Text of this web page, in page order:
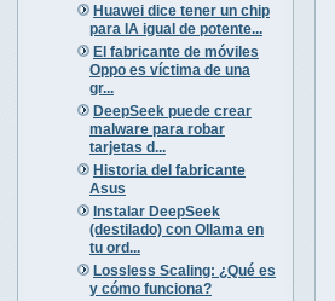
Huawei dice tener un chip
para IA igual de potente...
El fabricante de móviles
Oppo es víctima de una
gr...
DeepSeek puede crear
malware para robar
tarjetas d...
Historia del fabricante
Asus
Instalar DeepSeek
(destilado) con Ollama en
tu ord...
Lossless Scaling: ¿Qué es
y cómo funciona?